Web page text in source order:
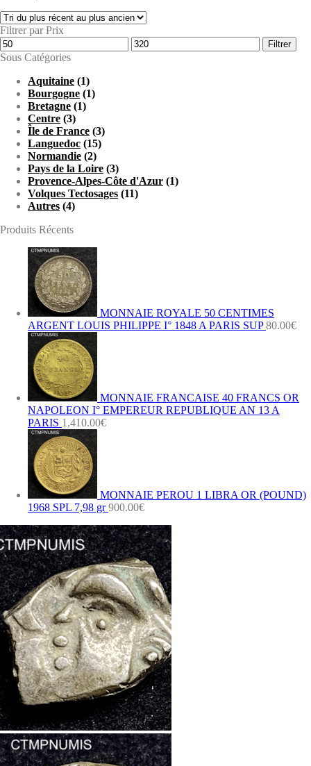
Filtrer par Prix
Prix
min
Prix
max
Filtrer
Sous Catégories
Aquitaine (1)
Bourgogne (1)
Bretagne (1)
Centre (3)
Île de France (3)
Languedoc (15)
Normandie (2)
Pays de la Loire (3)
Provence-Alpes-Côte d'Azur (1)
Volques Tectosages (11)
Autres (4)
Produits Récents
MONNAIE ROYALE 50 CENTIMES
ARGENT LOUIS PHILIPPE I° 1848 A PARIS SUP 80.00€
MONNAIE FRANCAISE 40 FRANCS OR
NAPOLEON I° EMPEREUR REPUBLIQUE AN 13 A
PARIS 1,410.00€
MONNAIE PEROU 1 LIBRA OR (POUND)
1968 SPL 7,98 gr 900.00€